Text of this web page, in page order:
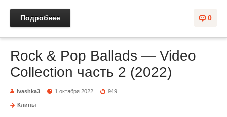
0
Подробнее
Rock & Pop Ballads — Video
Collection часть 2 (2022)
ivashka3 1 октября 2022 949
Клипы